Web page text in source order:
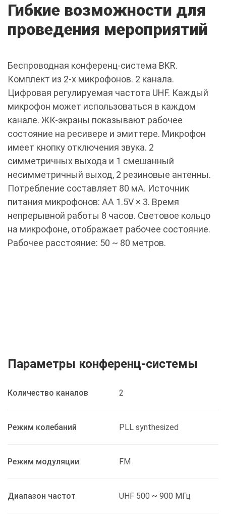
Гибкие возможности для
проведения мероприятий
Беспроводная конференц-система BKR.
Комплект из 2-х микрофонов. 2 канала.
Цифровая регулируемая частота UHF. Каждый
микрофон может использоваться в каждом
канале. ЖК-экраны показывают рабочее
состояние на ресивере и эмиттере. Микрофон
имеет кнопку отключения звука. 2
симметричных выхода и 1 смешанный
несимметричный выход, 2 резиновые антенны.
Потребление составляет 80 мА. Источник
питания микрофонов: AA 1.5V × 3. Время
непрерывной работы 8 часов. Световое кольцо
на микрофоне, отображает рабочее состояние.
Рабочее расстояние: 50 ~ 80 метров.
Параметры конференц-системы
Количество каналов 2
Режим колебаний PLL synthesized
Режим модуляции FM
Диапазон частот UHF 500 ~ 900 МГц